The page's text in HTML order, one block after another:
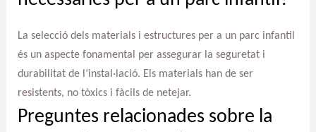
La selecció dels materials i estructures per a un parc infantil
és un aspecte fonamental per assegurar la seguretat i
durabilitat de l’instal·lació. Els materials han de ser
resistents, no tòxics i fàcils de netejar.
Preguntes relacionades sobre la